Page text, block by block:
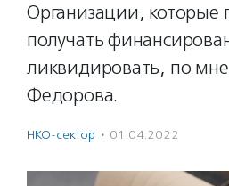
Организации,
получать
ликвидировать, по
Федорова.
НКО-сектор · 01.04.2022